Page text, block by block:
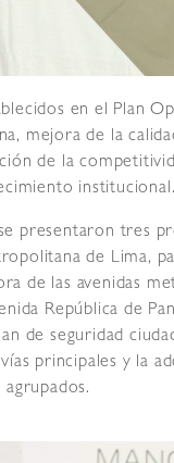
en el Plan
mejora de la
de la
institucional.
presentaron tres
de Lima,
de las avenidas
República de
de seguridad
principales y la